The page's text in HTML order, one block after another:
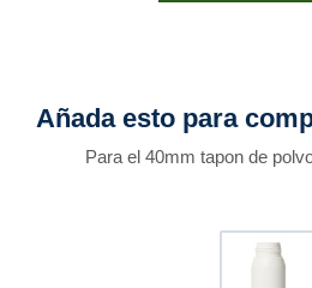
Añada esto para
Para el 40mm tapon de